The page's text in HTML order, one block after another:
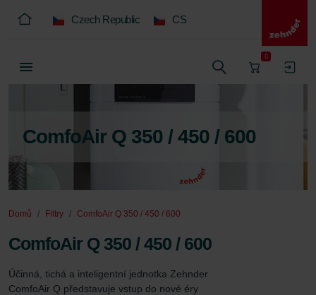
Czech Republic CS
0
ComfoAir Q 350 / 450 / 600
Domů Filtry ComfoAir Q 350 / 450 / 600
ComfoAir Q 350 / 450 / 600
Účinná, tichá a inteligentní jednotka Zehnder
ComfoAir Q představuje vstup do nové éry